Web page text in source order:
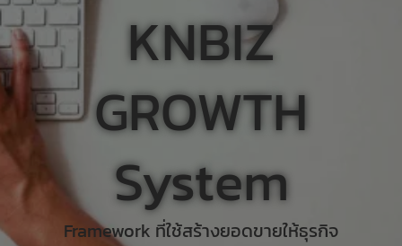
KNBIZ
GROWTH
System
Framework ที่ใช้สร้างยอดขายให้ธุรกิจ